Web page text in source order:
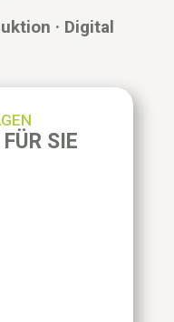
· Digital
SIE